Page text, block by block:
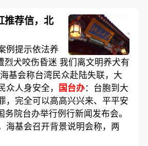
推荐信，北
例提示依法养
烈犬咬伤昏迷 我们离文明养犬有
基会称台湾民众赴陆失联，大
人身安全， 国台办：台胞到大
，完全可以高高兴兴来、平平安
务院台办举行例行新闻发布会。
海基会召开背景说明会称，两